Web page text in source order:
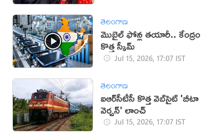
తెలంగాణ
మొబైల్‌ ఫోన్ల తయారీ.. కేంద్రం
కొత్త స్కీమ్‌
Jul 15, 2026, 17:07 IST
తెలంగాణ
ఐఆర్‌సీటీసీ కొత్త వెబ్‌సైట్ 'బీటా
వెర్షన్' లాంచ్
Jul 15, 2026, 17:07 IST